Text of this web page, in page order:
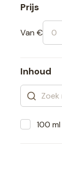
Prijs
Van €
Inhoud
100 ml